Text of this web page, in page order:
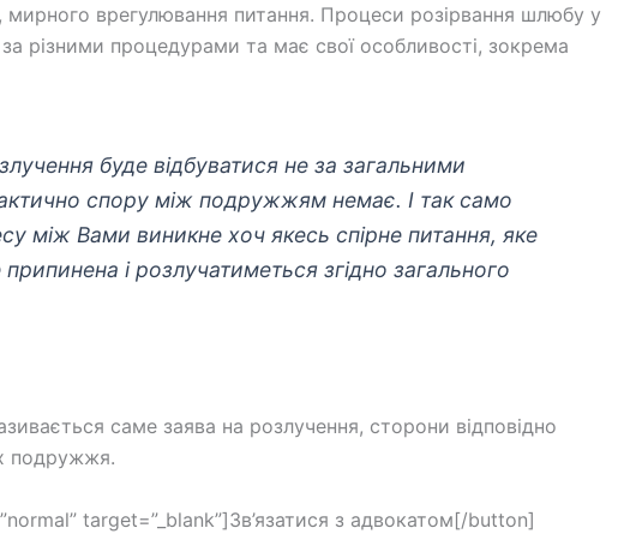
врегулювання питання. Процеси розірвання шлюбу у
різними процедурами та має свої особливості, зокрема
буде відбуватися не за загальними
спору між подружжям немає. І так само
між Вами виникне хоч якесь спірне питання, яке
і розлучатиметься згідно загального
саме заява на розлучення, сторони відповідно
подружжя.
target=”_blank”]Зв’язатися з адвокатом[/button]